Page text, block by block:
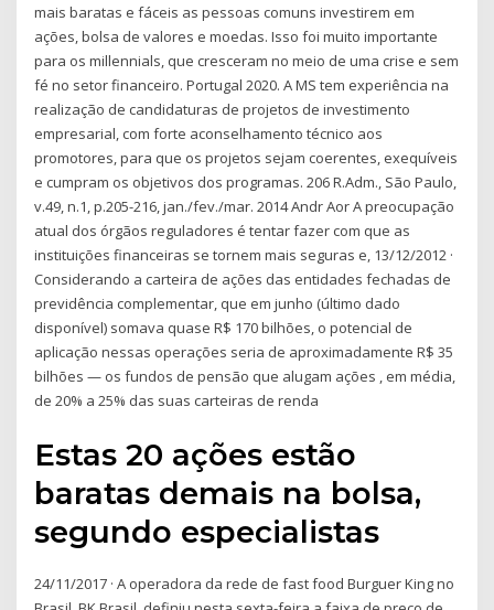
mais baratas e fáceis as pessoas comuns investirem em
ações, bolsa de valores e moedas. Isso foi muito importante
para os millennials, que cresceram no meio de uma crise e sem
fé no setor financeiro. Portugal 2020. A MS tem experiência na
realização de candidaturas de projetos de investimento
empresarial, com forte aconselhamento técnico aos
promotores, para que os projetos sejam coerentes, exequíveis
e cumpram os objetivos dos programas. 206 R.Adm., São Paulo,
v.49, n.1, p.205-216, jan./fev./mar. 2014 Andr Aor A preocupação
atual dos órgãos reguladores é tentar fazer com que as
instituições financeiras se tornem mais seguras e, 13/12/2012 ·
Considerando a carteira de ações das entidades fechadas de
previdência complementar, que em junho (último dado
disponível) somava quase R$ 170 bilhões, o potencial de
aplicação nessas operações seria de aproximadamente R$ 35
bilhões — os fundos de pensão que alugam ações , em média,
de 20% a 25% das suas carteiras de renda
Estas 20 ações estão
baratas demais na bolsa,
segundo especialistas
24/11/2017 · A operadora da rede de fast food Burguer King no